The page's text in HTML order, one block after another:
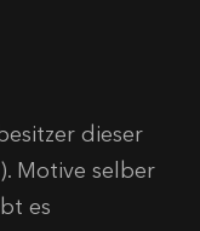
dieser
Motive selber
es